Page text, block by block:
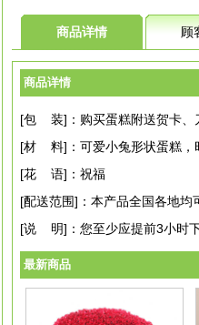
商品详情 顾
商品详情
[包 装]：购买蛋糕附送贺卡、
[材 料]：可爱小兔形状蛋糕，
[花 语]：祝福
[配送范围]：本产品全国各地均
[说 明]：您至少应提前3小时下
最新商品